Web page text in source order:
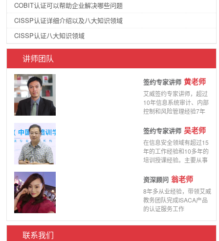
COBIT认证可以帮助企业解决哪些问题
CISSP认证详细介绍以及八大知识领域
CISSP认证八大知识领域
讲师团队
签约专家讲师 黄老师
艾威签约专家讲师，超过
10年信息系统审计、内部
控制和风险管理经验7年
签约专家讲师 吴老师
在信息安全领域有超过15
年的工作经验和10多年的
培训授课经验。主要从事
资深顾问 翁老师
8年多从业经验，带领艾威
教务团队完成ISACA产品
的认证服务工作
联系我们